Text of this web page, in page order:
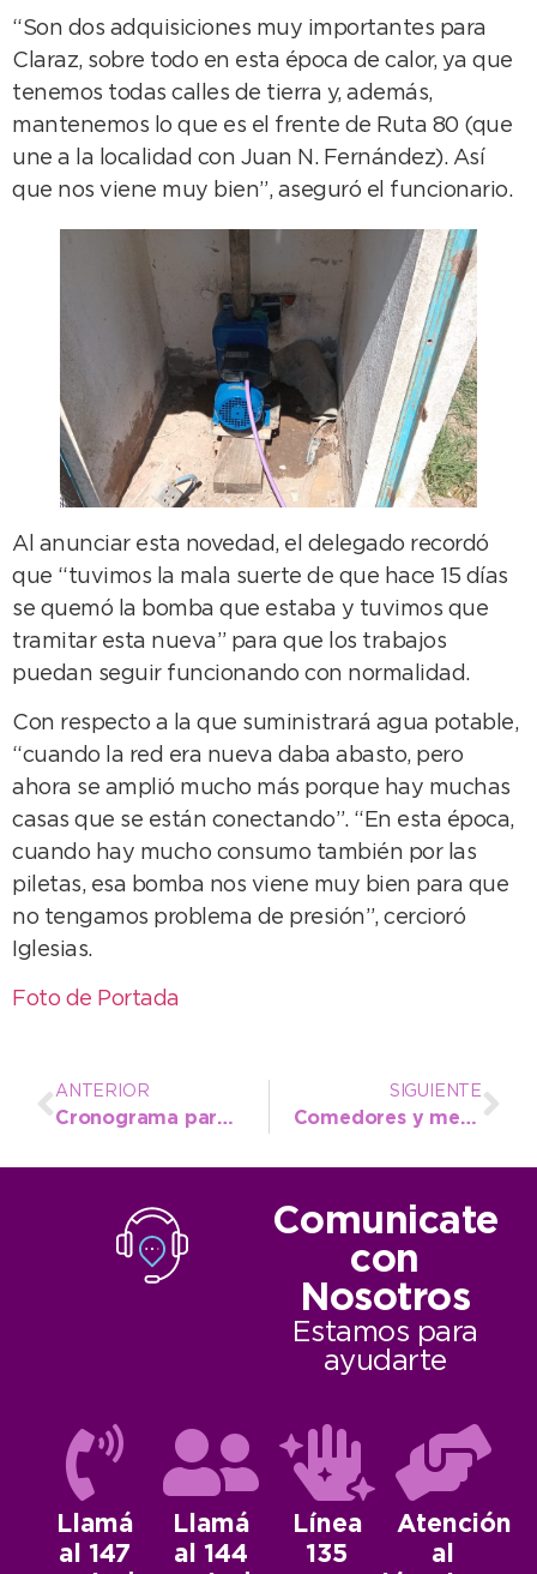
“Son dos adquisiciones muy importantes para
Claraz, sobre todo en esta época de calor, ya que
tenemos todas calles de tierra y, además,
mantenemos lo que es el frente de Ruta 80 (que
une a la localidad con Juan N. Fernández). Así
que nos viene muy bien”, aseguró el funcionario.
Al anunciar esta novedad, el delegado recordó
que “tuvimos la mala suerte de que hace 15 días
se quemó la bomba que estaba y tuvimos que
tramitar esta nueva” para que los trabajos
puedan seguir funcionando con normalidad.
Con respecto a la que suministrará agua potable,
“cuando la red era nueva daba abasto, pero
ahora se amplió mucho más porque hay muchas
casas que se están conectando”. “En esta época,
cuando hay mucho consumo también por las
piletas, esa bomba nos viene muy bien para que
no tengamos problema de presión”, cercioró
Iglesias.
Foto de Portada
ANTERIOR
Cronograma para este viernes en la segunda jornada del Festival Infantil
SIGUIENTE
Comedores y merenderos locales disfrutan del Fantástico Circo Acuático
Comunicate
con
Nosotros
Estamos para
ayudarte
Llamá
al 147
Llamá
al 144
Línea
135
Atención
al